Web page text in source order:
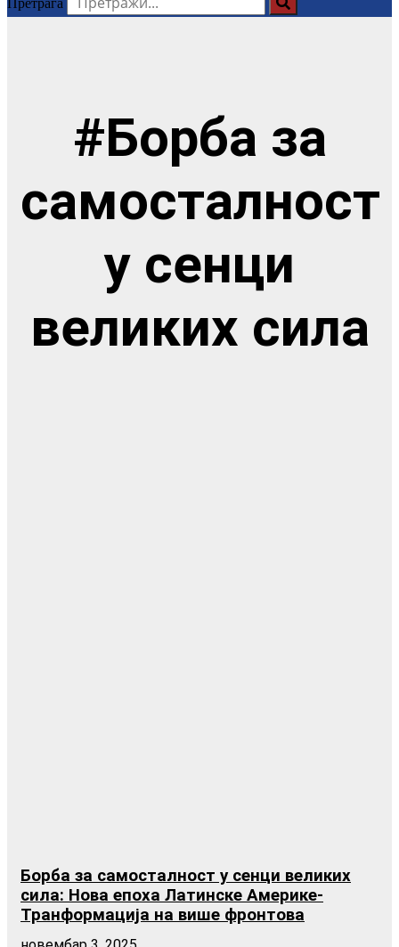
Претрага
#Борба за
самосталност
у сенци
великих сила
Борба за самосталност у сенци великих
сила: Нова епоха Латинске Америке-
Транформација на више фронтова